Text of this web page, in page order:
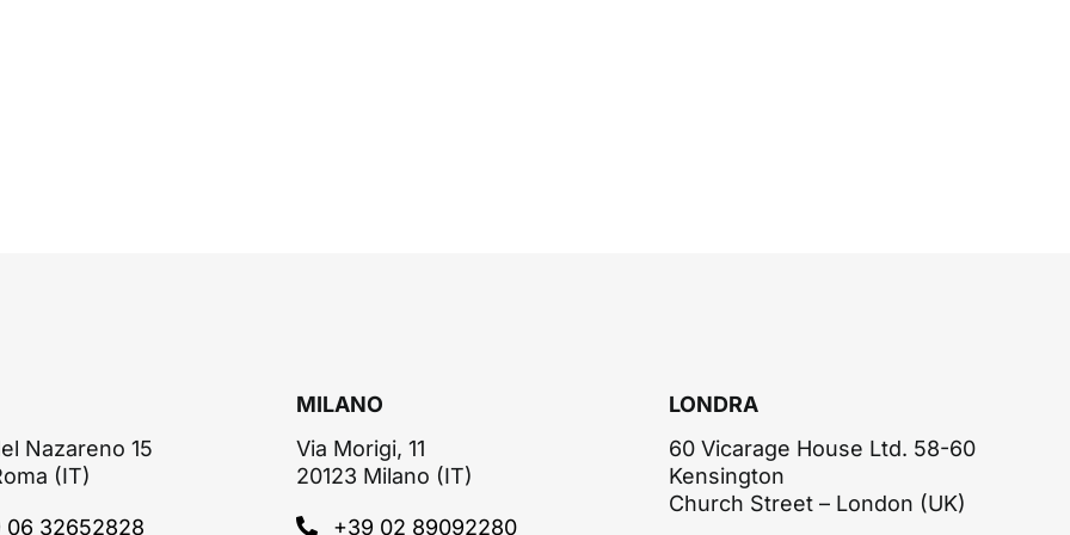
Nazareno 15
(IT)
06 32652828
MILANO
Via Morigi, 11
20123 Milano (IT)
+39 02 89092280
LONDRA
60 Vicarage House Ltd. 58-60
Kensington
Church Street – London (UK)